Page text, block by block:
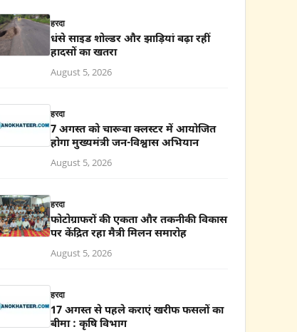
हरदा
धंसे साइड शोल्डर और झाड़ियां बढ़ा रहीं
हादसों का खतरा
August 5, 2026
हरदा
7 अगस्त को चारूवा क्लस्टर में आयोजित
होगा मुख्यमंत्री जन-विश्वास अभियान
August 5, 2026
हरदा
फोटोग्राफरों की एकता और तकनीकी विकास
पर केंद्रित रहा मैत्री मिलन समारोह
August 5, 2026
हरदा
17 अगस्त से पहले कराएं खरीफ फसलों का
बीमा : कृषि विभाग